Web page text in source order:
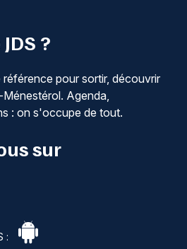
?
pour sortir, découvrir
Agenda,
: on s'occupe de tout.
sur
: